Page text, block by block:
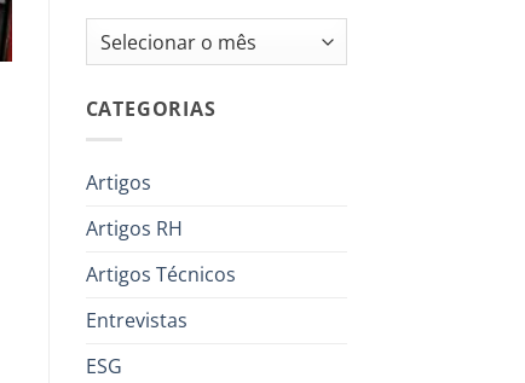
Arquivos
CATEGORIAS
Artigos
Artigos RH
Artigos Técnicos
Entrevistas
ESG